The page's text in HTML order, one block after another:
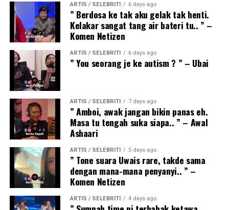
ARTIS / SELEBRITI 6 days ago
” Berdosa ke tak aku gelak tak henti.
Kelakar sangat tang air bateri tu.. ” –
Komen Netizen
ARTIS / SELEBRITI 6 days ago
” You seorang je ke autism ? ” – Ubai
ARTIS / SELEBRITI 7 days ago
” Amboi, awak jangan bikin panas eh.
Masa tu tengah suka siapa.. ” – Awal
Ashaari
ARTIS / SELEBRITI 5 days ago
” Tone suara Uwais rare, takde sama
dengan mana-mana penyanyi.. ” –
Komen Netizen
ARTIS / SELEBRITI 4 days ago